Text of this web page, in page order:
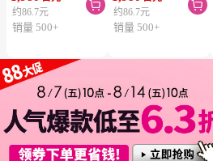
10×14cm 7贴【第2
类医药品】
约86.7元

销量 500+
14贴【第2类医药
品】
约86.7元

销量 500+